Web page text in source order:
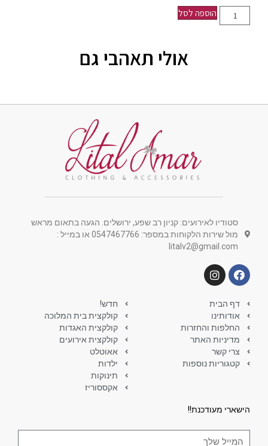
הוספה לסל
אולי תאהבי גם
סטודיו לאירועים: קניון רב שפע, ירושלים. הגעה בתאום מראש
מול שירות הלקוחות במספר: 0547467766 או במייל :
litalv2@gmail.com
דף הבית
אודותינו
החלפות והחזרות
מדיניות האתר
צרי קשר
קטגוריות נוספות
חדש!
קולקצית בית המלוכה
קולקצית האגדות
קולקצית אירועים
אאוטלט
ילדות
תינוקות
אקססוריז
הישארי מעודכנת!!